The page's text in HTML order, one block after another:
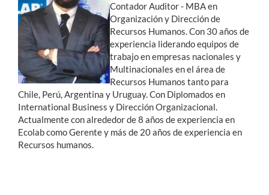
Contador Auditor - MBA en
Organización y Dirección de
Recursos Humanos. Con 30 años de
experiencia liderando equipos de
trabajo en empresas nacionales y
Multinacionales en el área de
Recursos Humanos tanto para
Chile, Perú, Argentina y Uruguay. Con Diplomados en
International Business y Dirección Organizacional.
Actualmente con alrededor de 8 años de experiencia en
Ecolab como Gerente y más de 20 años de experiencia en
Recursos humanos.